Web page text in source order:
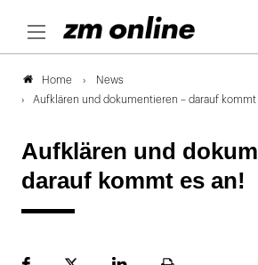
Home
News
Aufklären und dokumentieren – darauf kommt
Aufklären und
darauf kommt es an!